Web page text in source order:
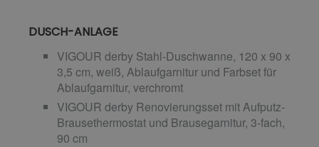
DUSCH-ANLAGE
VIGOUR derby Stahl-Duschwanne, 120 x 90 x
3,5 cm, weiß, Ablaufgarnitur und Farbset für
Ablaufgarnitur, verchromt
VIGOUR derby Renovierungsset mit Aufputz-
Brausethermostat und Brausegarnitur, 3-fach,
90 cm